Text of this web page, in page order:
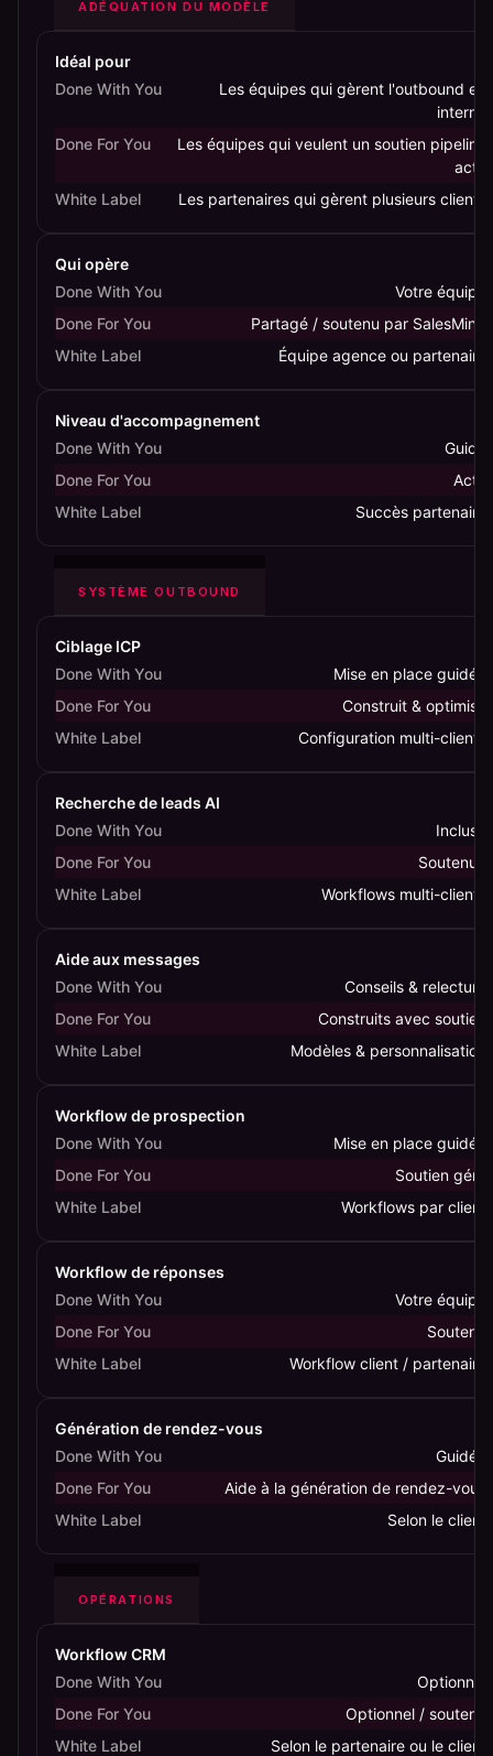
modèles
Done
With
ADÉQUATION DU MODÈLE
Idéal pour
Done With You
Les équipes qui gèrent l'outbound en
interne
Done For You
Les équipes qui veulent un soutien pipeline
actif
White Label
Les partenaires qui gèrent plusieurs clients
Qui opère
Done With You
Votre équipe
Done For You
Partagé / soutenu par SalesMind
White Label
Équipe agence ou partenaire
Niveau d'accompagnement
Done With You
Guidé
Done For You
Actif
White Label
Succès partenaire
SYSTÈME OUTBOUND
Ciblage ICP
Done With You
Mise en place guidée
Done For You
Construit & optimisé
White Label
Configuration multi-clients
Recherche de leads AI
Done With You
Incluse
Done For You
Soutenue
White Label
Workflows multi-clients
Aide aux messages
Done With You
Conseils & relecture
Done For You
Construits avec soutien
White Label
Modèles & personnalisation
Workflow de prospection
Done With You
Mise en place guidée
Done For You
Soutien géré
White Label
Workflows par client
Workflow de réponses
Done With You
Votre équipe
Done For You
Soutenu
White Label
Workflow client / partenaire
Génération de rendez-vous
Done With You
Guidée
Done For You
Aide à la génération de rendez-vous
White Label
Selon le client
OPÉRATIONS
Workflow CRM
Done With You
Optionnel
Done For You
Optionnel / soutenu
White Label
Selon le partenaire ou le client